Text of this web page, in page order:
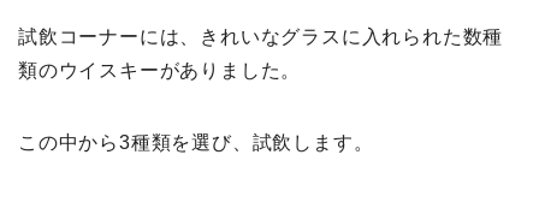
試飲コーナーには、きれいなグラスに入れられた数種
類のウイスキーがありました。
この中から3種類を選び、試飲します。